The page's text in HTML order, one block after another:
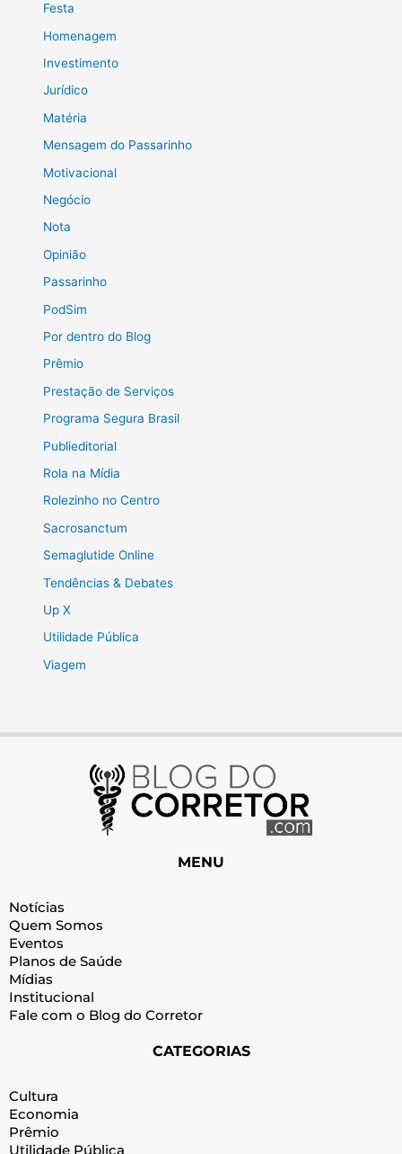
Festa
Homenagem
Investimento
Jurídico
Matéria
Mensagem do Passarinho
Motivacional
Negócio
Nota
Opinião
Passarinho
PodSim
Por dentro do Blog
Prêmio
Prestação de Serviços
Programa Segura Brasil
Publieditorial
Rola na Mídia
Rolezinho no Centro
Sacrosanctum
Semaglutide Online
Tendências & Debates
Up X
Utilidade Pública
Viagem
MENU
Notícias
Quem Somos
Eventos
Planos de Saúde
Mídias
Institucional
Fale com o Blog do Corretor
CATEGORIAS
Cultura
Economia
Prêmio
Utilidade Pública